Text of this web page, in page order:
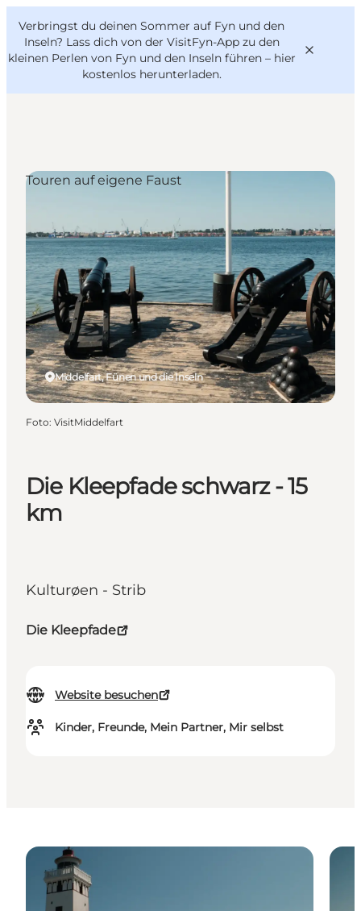
Verbringst du deinen Sommer auf Fyn und den
Inseln? Lass dich von der VisitFyn-App zu den
kleinen Perlen von Fyn und den Inseln führen – hier
kostenlos herunterladen.
Reise Ideen
Essen & trinken
Übernachtung
VisitFyn
Deutsch
Die Kleepfade schwarz - 15
km
Kulturøen - Strib
Die Kleepfade
Website besuchen
Kinder, Freunde, Mein Partner, Mir selbst
Middelfart, Fünen und die Inseln
Touren auf eigene Faust
Foto: VisitMiddelfart